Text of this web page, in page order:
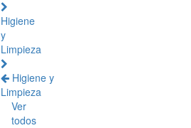
Higiene
y
Limpieza
Higiene y
Limpieza
Ver
todos